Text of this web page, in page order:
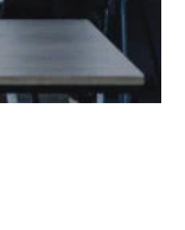
tehdä
tuotteen